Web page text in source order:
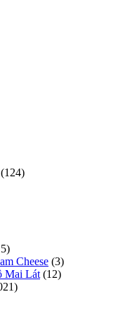
(124)
Cheese (3)
Mai Lát (12)